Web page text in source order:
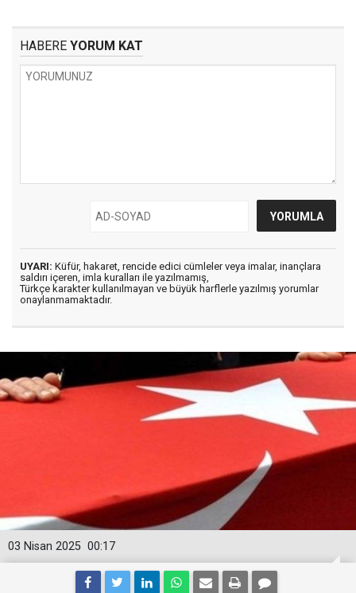
HABERE YORUM KAT
UYARI: Küfür, hakaret, rencide edici cümleler veya imalar, inançlara
saldırı içeren, imla kuralları ile yazılmamış,
Türkçe karakter kullanılmayan ve büyük harflerle yazılmış yorumlar
onaylanmamaktadır.
00:17
03 Nisan 2025